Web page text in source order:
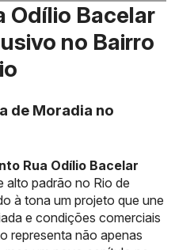
Odílio Bacelar
no Bairro
de Moradia no
Rua Odílio Bacelar
alto padrão no Rio de
à tona um projeto que une
e condições comerciais
representa não apenas